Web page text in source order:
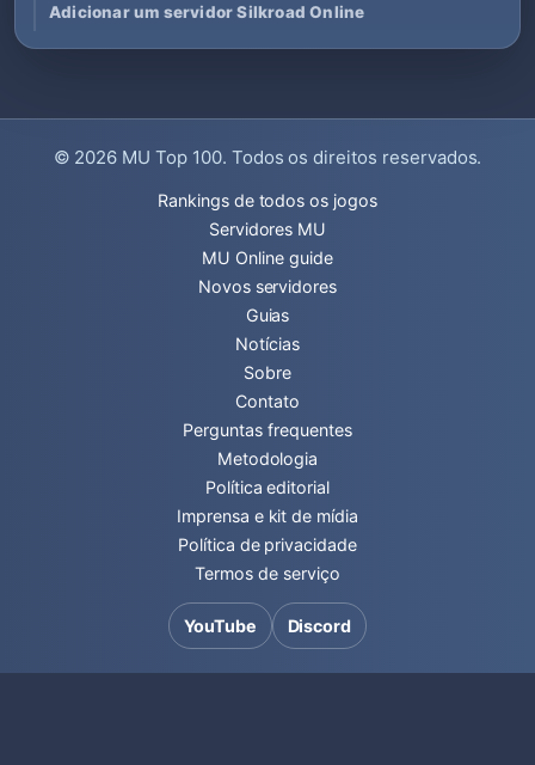
Adicionar um servidor Silkroad Online
© 2026 MU Top 100. Todos os direitos reservados.
Rankings de todos os jogos
Servidores MU
MU Online guide
Novos servidores
Guias
Notícias
Sobre
Contato
Perguntas frequentes
Metodologia
Política editorial
Imprensa e kit de mídia
Política de privacidade
Termos de serviço
YouTube Discord